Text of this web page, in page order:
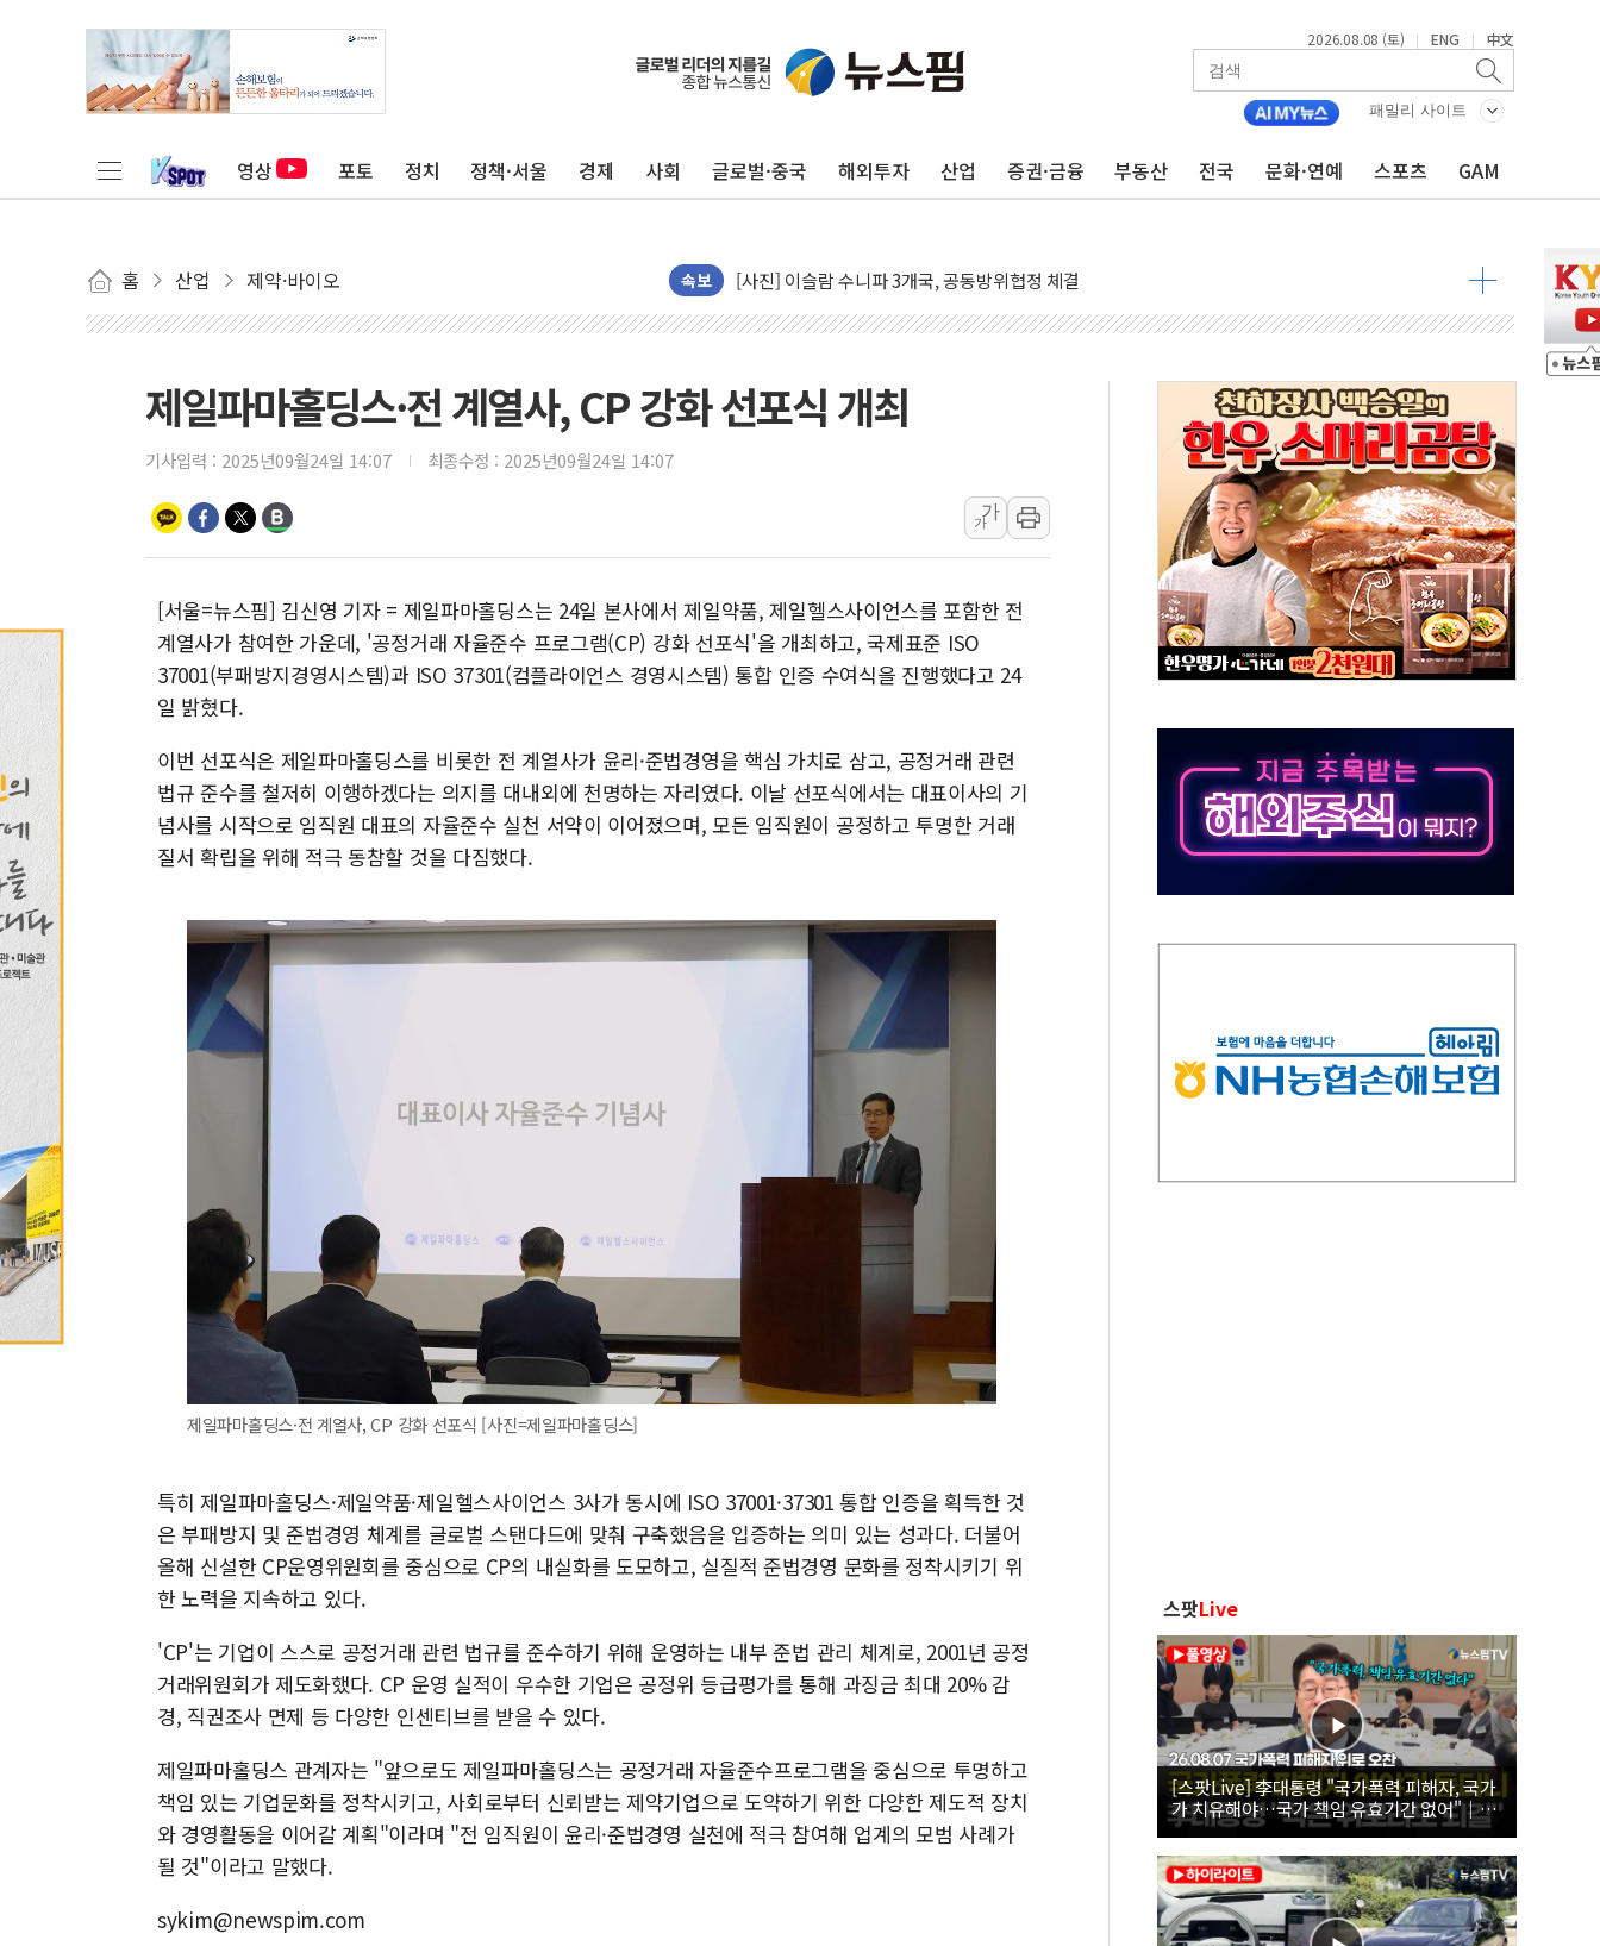
2026.08.08 (토) | ENG | 中文
패밀리 사이트
영상 포토 정치 정책·서울 경제 사회 글로벌·중국 해외투자 산업 증권·금융 부동산 전국 문화·연예 스포츠 GAM
홈 산업 제약·바이오 속보
미 연준 매파 기세 꺾이나…고용 감소에 9월 동결 전망 우세
[종합] 이슬람 수니파 3국, '공동방위협정' 체결… 이스라엘·이란 위협에 맞설 자체 억지력 강화
美 항소법원, 백악관 무도회장 공사 중단 명령…트럼프 제동
이란 핵심 원유 수출항 '하르그섬', 최근 1주일 이상 '올스톱'… 美 해상봉쇄 영향
[AI MY 뉴스] 뉴욕 반도체주 프리뷰...美 고용 쇼크에 반도체주 '활짝'
뉴욕증시 프리뷰, 美 고용 쇼크에 금리 인상 우려 후퇴…나스닥 선물 1%대 상승
[종합] 美 7월 고용 2만3000명 감소 '쇼크'…9월 금리 인상 기대 후퇴
[사진] 이슬람 수니파 3개국, 공동방위협정 체결
뉴욕증시 개장 전 특징주...아틀라시안·클라우드플레어·태양광주↑ VS 트레이드데스크·웬디스↓
보훈부, 미 DPAA와 MOU… "6·25 미군 실종자 7359명 끝까지 찾겠다"
李 "해남 태양광, 대한민국 다음 100년 밑거름…수도권 집중 완화 전환점"
李 대통령, '6시간 마라톤 부동산 2차 회의' 주재… "전폭적 공급 확대·속도전 총력"
트럼프, 中 겨냥 폴리실리콘 관세 15% 부과…美 태양광주 급등
이란와이어 "이란 최고지도자 위독…곧 사망해도 놀랍지 않아"
남동발전, 해남군에 국내 최대 규모 400MW 태양광 착공…여의도 1.6배 규모
제일파마홀딩스·전 계열사, CP 강화 선포식 개최
기사입력 : 2025년09월24일 14:07 최종수정 : 2025년09월24일 14:07
가
가
[서울=뉴스핌] 김신영 기자 = 제일파마홀딩스는 24일 본사에서 제일약품, 제일헬스사이언스를 포함한 전
계열사가 참여한 가운데, '공정거래 자율준수 프로그램(CP) 강화 선포식'을 개최하고, 국제표준 ISO
37001(부패방지경영시스템)과 ISO 37301(컴플라이언스 경영시스템) 통합 인증 수여식을 진행했다고 24
일 밝혔다.
이번 선포식은 제일파마홀딩스를 비롯한 전 계열사가 윤리·준법경영을 핵심 가치로 삼고, 공정거래 관련
법규 준수를 철저히 이행하겠다는 의지를 대내외에 천명하는 자리였다. 이날 선포식에서는 대표이사의 기
념사를 시작으로 임직원 대표의 자율준수 실천 서약이 이어졌으며, 모든 임직원이 공정하고 투명한 거래
질서 확립을 위해 적극 동참할 것을 다짐했다.
제일파마홀딩스·전 계열사, CP 강화 선포식 [사진=제일파마홀딩스]
특히 제일파마홀딩스·제일약품·제일헬스사이언스 3사가 동시에 ISO 37001·37301 통합 인증을 획득한 것
은 부패방지 및 준법경영 체계를 글로벌 스탠다드에 맞춰 구축했음을 입증하는 의미 있는 성과다. 더불어
올해 신설한 CP운영위원회를 중심으로 CP의 내실화를 도모하고, 실질적 준법경영 문화를 정착시키기 위
한 노력을 지속하고 있다.
'CP'는 기업이 스스로 공정거래 관련 법규를 준수하기 위해 운영하는 내부 준법 관리 체계로, 2001년 공정
거래위원회가 제도화했다. CP 운영 실적이 우수한 기업은 공정위 등급평가를 통해 과징금 최대 20% 감
경, 직권조사 면제 등 다양한 인센티브를 받을 수 있다.
제일파마홀딩스 관계자는 "앞으로도 제일파마홀딩스는 공정거래 자율준수프로그램을 중심으로 투명하고
책임 있는 기업문화를 정착시키고, 사회로부터 신뢰받는 제약기업으로 도약하기 위한 다양한 제도적 장치
와 경영활동을 이어갈 계획"이라며 "전 임직원이 윤리·준법경영 실천에 적극 참여해 업계의 모범 사례가
될 것"이라고 말했다.
sykim@newspim.com
스팟Live
[스팟Live] 李대통령 "국가폭력 피해자, 국가
가 치유해야…국가 책임 유효기간 없어"｜
26.08.07 국가폭력 피해자 위로 오찬